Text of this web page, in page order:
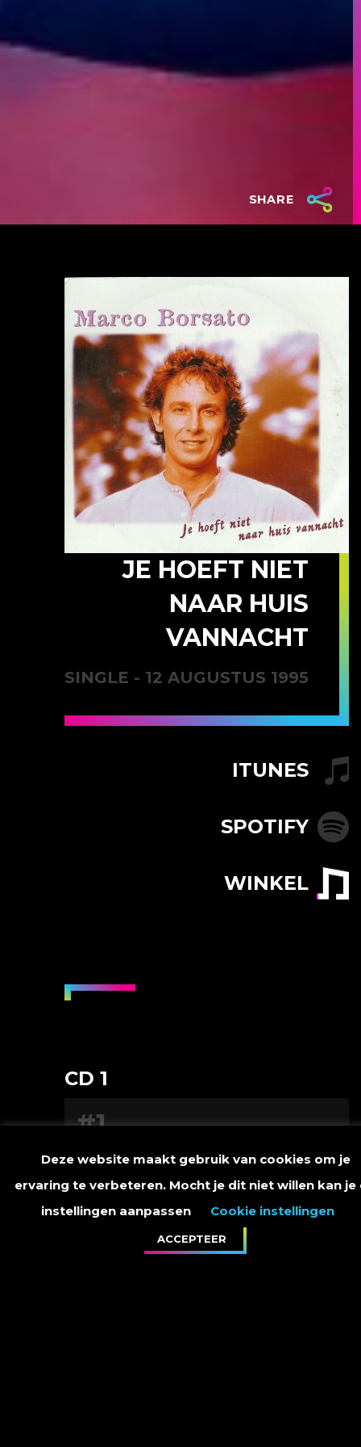
SHARE
JE HOEFT NIET
NAAR HUIS
VANNACHT
SINGLE - 12 AUGUSTUS 1995
ITUNES
SPOTIFY
WINKEL
CD 1
#1
Je Hoeft Niet Naar Huis
Deze website maakt gebruik van cookies om je
ervaring te verbeteren. Mocht je dit niet willen kan je
instellingen aanpassen
Cookie instellingen
ACCEPTEER